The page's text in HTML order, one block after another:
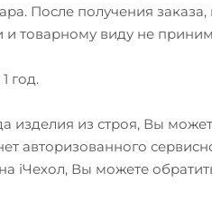
После получения
и товарному виду не
год.
изделия из строя, Вы
авторизованного
iЧехол, Вы можете